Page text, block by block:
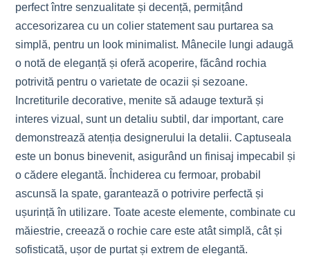
perfect între senzualitate și decență, permițând
accesorizarea cu un colier statement sau purtarea sa
simplă, pentru un look minimalist. Mânecile lungi adaugă
o notă de eleganță și oferă acoperire, făcând rochia
potrivită pentru o varietate de ocazii și sezoane.
Incretiturile decorative, menite să adauge textură și
interes vizual, sunt un detaliu subtil, dar important, care
demonstrează atenția designerului la detalii. Captuseala
este un bonus binevenit, asigurând un finisaj impecabil și
o cădere elegantă. Închiderea cu fermoar, probabil
ascunsă la spate, garantează o potrivire perfectă și
ușurință în utilizare. Toate aceste elemente, combinate cu
măiestrie, creează o rochie care este atât simplă, cât și
sofisticată, ușor de purtat și extrem de elegantă.